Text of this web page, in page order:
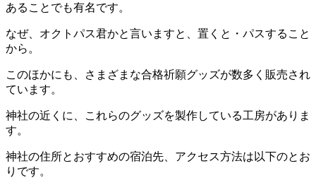
あることでも有名です。
なぜ、オクトパス君かと言いますと、置くと・パスすること
から。
このほかにも、さまざまな合格祈願グッズが数多く販売され
ています。
神社の近くに、これらのグッズを製作している工房がありま
す。
神社の住所とおすすめの宿泊先、アクセス方法は以下のとお
りです。